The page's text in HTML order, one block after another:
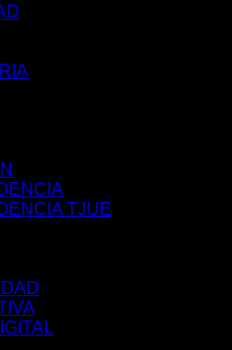
TJUE